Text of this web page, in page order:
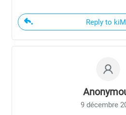
Reply to
9 décembre